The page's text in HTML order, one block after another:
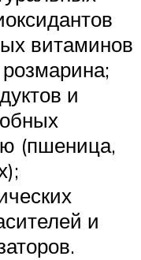
витаминов
и
(пшеница,
и